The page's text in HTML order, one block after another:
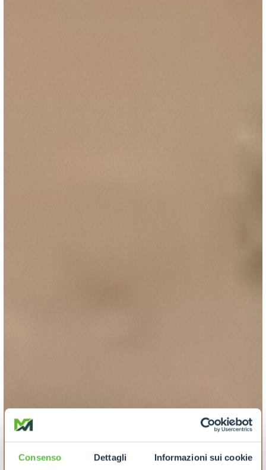
Consenso Dettagli Informazioni sui cookie